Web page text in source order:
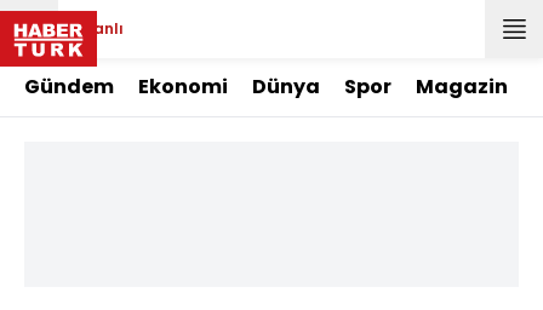
Canlı
Gündem Ekonomi Dünya Spor Magazin